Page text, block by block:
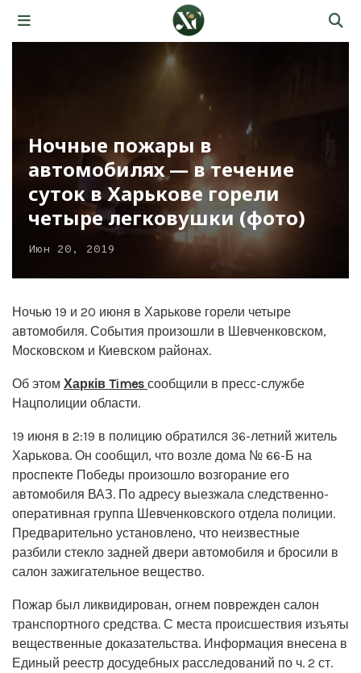
Ночные пожары в
автомобилях — в течение
суток в Харькове горели
четыре легковушки (фото)
Июн 20, 2019
Ночью 19 и 20 июня в Харькове горели четыре
автомобиля. События произошли в Шевченковском,
Московском и Киевском районах.
Об этом Харків Times сообщили в пресс-службе
Нацполиции области.
19 июня в 2:19 в полицию обратился 36-летний житель
Харькова. Он сообщил, что возле дома № 66-Б на
проспекте Победы произошло возгорание его
автомобиля ВАЗ. По адресу выезжала следственно-
оперативная группа Шевченковского отдела полиции.
Предварительно установлено, что неизвестные
разбили стекло задней двери автомобиля и бросили в
салон зажигательное вещество.
Пожар был ликвидирован, огнем поврежден салон
транспортного средства. С места происшествия изъяты
вещественные доказательства. Информация внесена в
Единый реестр досудебных расследований по ч. 2 ст.